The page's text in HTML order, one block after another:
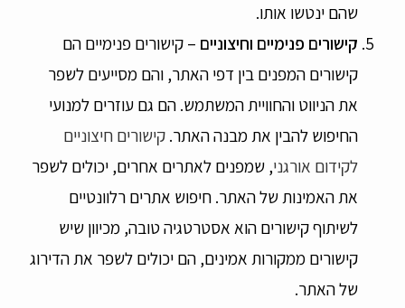
שהם ינטשו אותו.
קישורים פנימיים וחיצוניים – קישורים פנימיים הם
קישורים המפנים בין דפי האתר, והם מסייעים לשפר
את הניווט והחוויית המשתמש. הם גם עוזרים למנועי
החיפוש להבין את מבנה האתר.קישורים חיצוניים
לקידום אורגני, שמפנים לאתרים אחרים, יכולים לשפר
את האמינות של האתר. חיפוש אתרים רלוונטיים
לשיתוף קישורים הוא אסטרטגיה טובה, מכיוון שיש
קישורים ממקורות אמינים, הם יכולים לשפר את הדירוג
של האתר.